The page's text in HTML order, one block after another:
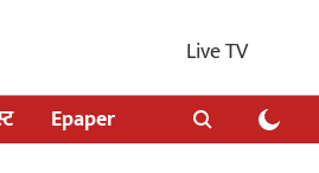
Live TV
Epaper